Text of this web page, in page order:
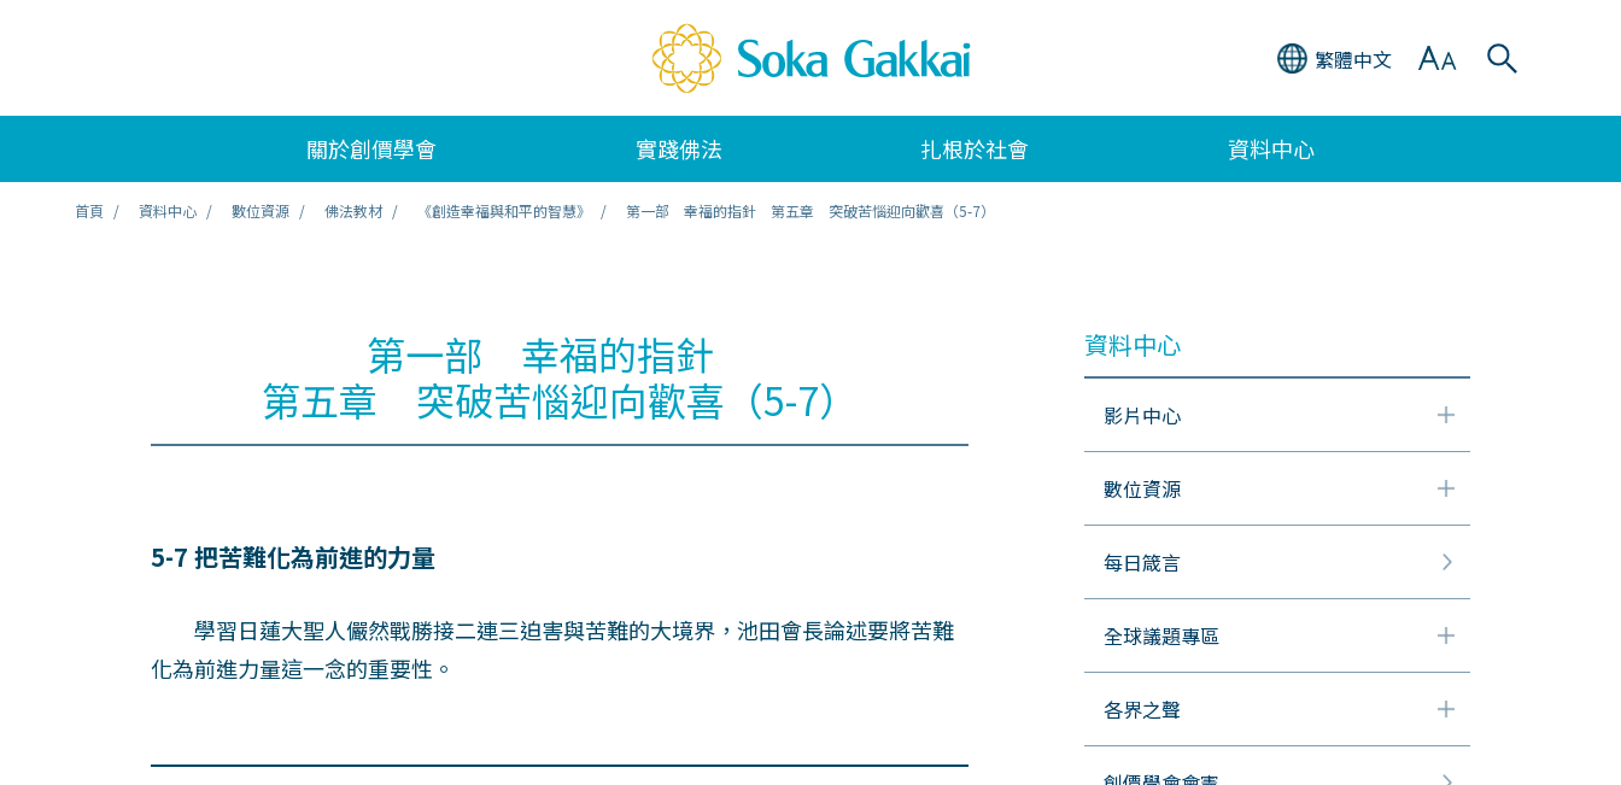
繁體中文
關於創價學會 實踐佛法 扎根於社會 資料中心
首頁 資料中心 數位資源 佛法教材 《創造幸福與和平的智慧》 第一部 幸福的指針 第五章 突破苦惱迎向歡喜（5-7）
第一部 幸福的指針
第五章 突破苦惱迎向歡喜（5-7）
5-7 把苦難化為前進的力量
學習日蓮大聖人儼然戰勝接二連三迫害與苦難的大境界，池田會長論述要將苦難
化為前進力量這一念的重要性。
資料中心
影片中心
數位資源
每日箴言
全球議題專區
各界之聲